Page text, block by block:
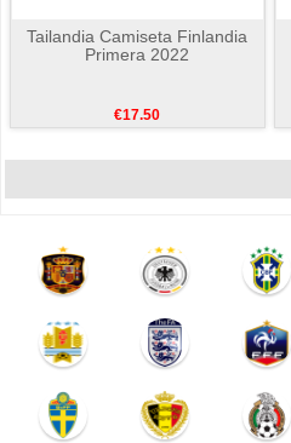
Tailandia Camiseta Finlandia
Primera 2022
€17.50